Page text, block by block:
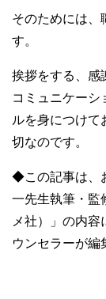
そのためには、
す。
挨拶をする、感
コミュニケーシ
ルを身につけて
切なのです。
◆この記事は、
一先生執筆・監
メ社）」の内
ウンセラーが編